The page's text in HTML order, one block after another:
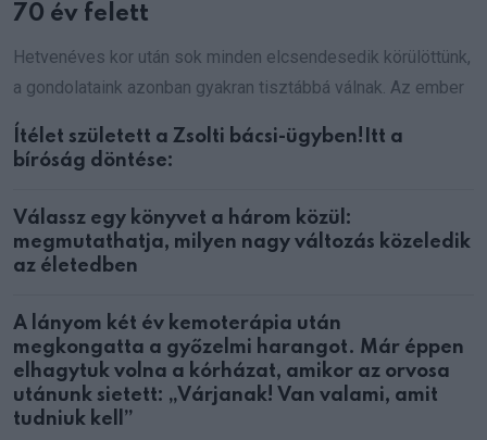
70 év felett
Hetvenéves kor után sok minden elcsendesedik körülöttünk,
a gondolataink azonban gyakran tisztábbá válnak. Az ember
Ítélet született a Zsolti bácsi-ügyben!Itt a
bíróság döntése:
Válassz egy könyvet a három közül:
megmutathatja, milyen nagy változás közeledik
az életedben
A lányom két év kemoterápia után
megkongatta a győzelmi harangot. Már éppen
elhagytuk volna a kórházat, amikor az orvosa
utánunk sietett: „Várjanak! Van valami, amit
tudniuk kell”